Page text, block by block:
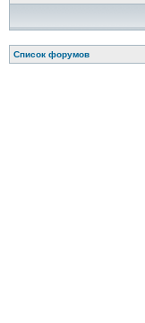
Список форумов